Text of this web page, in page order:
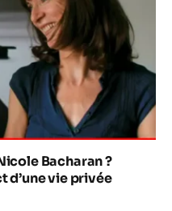
Bacharan ?
d’une vie privée